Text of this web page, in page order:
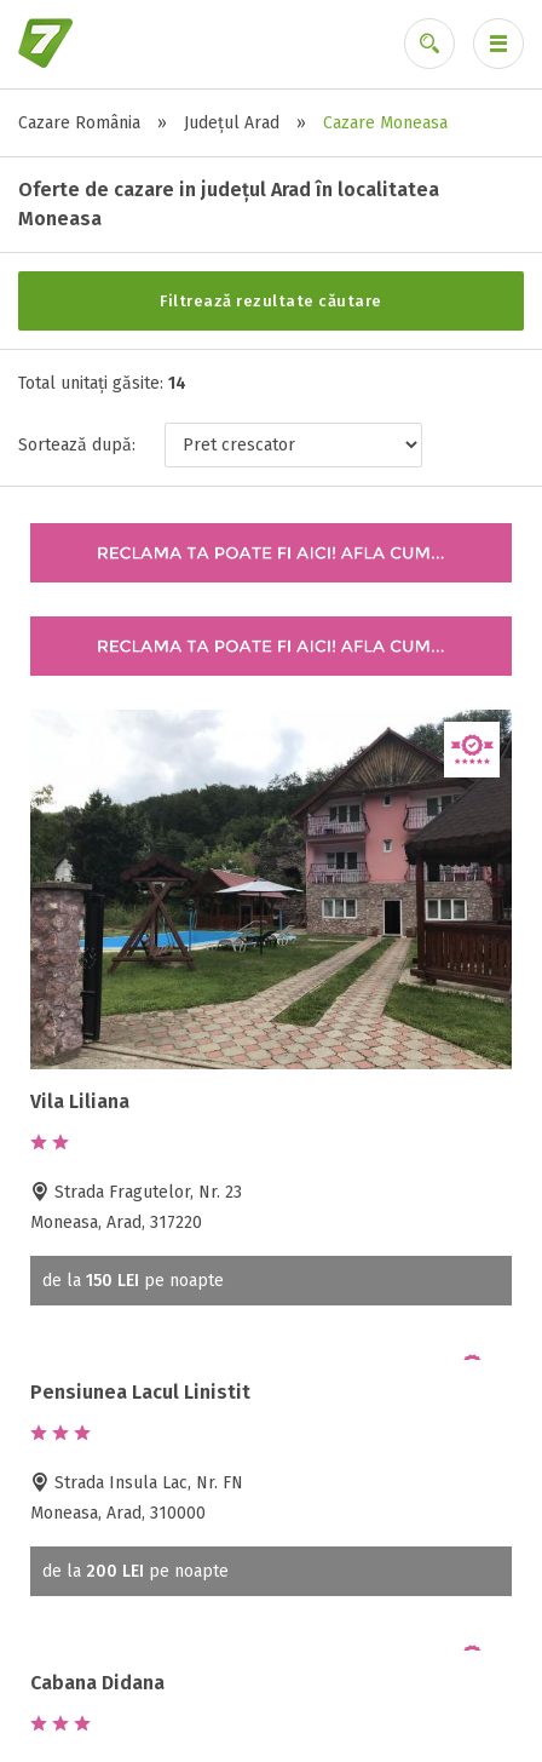
Cazare România » Județul Arad » Cazare Moneasa
Oferte de cazare in județul Arad în localitatea
Moneasa
Filtrează rezultate căutare
Alte tipuri de unități
Toate tipurile de unitati de cazari
Cabana ( 1 )
Hotel ( 4 )
Pensiune ( 3 )
Stele / margarete
Neclasificat
2 stele / margarete
3 stele / margarete
4 stele / margarete
5 stele / margarete
Pret: 0.00 -2100.00 LEI
Facilități
Internet wireless
Parcare
Plata cu cardul
Restaurant
All inclusive
Mic dejun
Accepta animale
Accepta voucher vacanta
Acces bucatarie
Bar
Beauty center
Cablu tv
Cazino
Discoteca
Echitatie
Total unitați găsite: 14
Sortează după:
Vila Liliana
Strada Fragutelor, Nr. 23
Moneasa, Arad, 317220
de la 150 LEI pe noapte
Pensiunea Lacul Linistit
Strada Insula Lac, Nr. FN
Moneasa, Arad, 310000
de la 200 LEI pe noapte
Cabana Didana